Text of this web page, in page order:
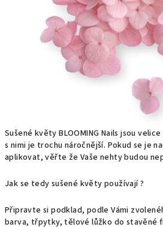
Sušené květy BLOOMING Nails jsou
s nimi je trochu náročnější. Pokud se je
aplikovat, věřte že Vaše nehty budou
Jak se tedy sušené květy používají ?
Připravte si podklad, podle Vámi
barva, třpytky, tělové lůžko do stavěné